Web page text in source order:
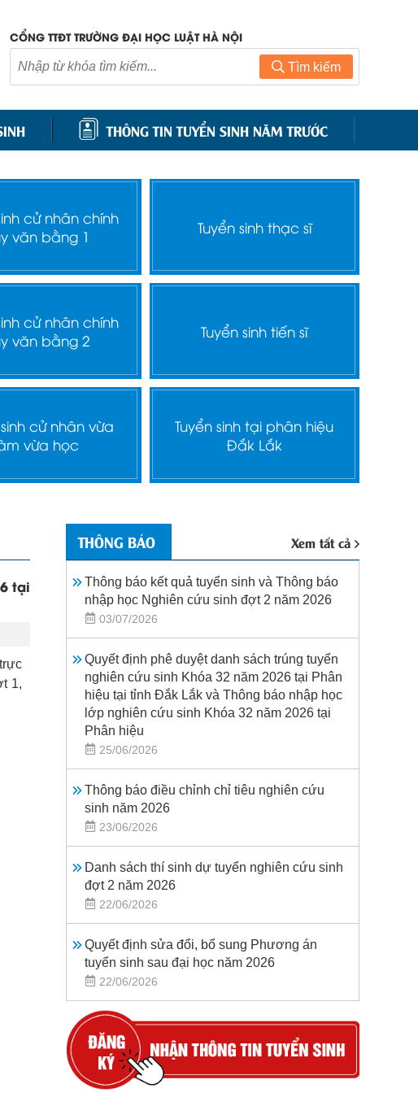
CỔNG TTĐT TRƯỜNG ĐẠI HỌC LUẬT HÀ NỘI
Tìm kiếm
THÔNG TIN TUYỂN SINH NĂM TRƯỚC
cử nhân chính
văn bằng 1
Tuyển sinh thạc sĩ
cử nhân chính
văn bằng 2
Tuyển sinh tiến sĩ
cử nhân vừa
vừa học
Tuyển sinh tại phân hiệu
Đắk Lắk
tại
1,
THÔNG BÁO Xem tất cả
Thông báo kết quả tuyển sinh và Thông báo
nhập học Nghiên cứu sinh đợt 2 năm 2026
03/07/2026
Quyết định phê duyệt danh sách trúng tuyển
nghiên cứu sinh Khóa 32 năm 2026 tại Phân
hiệu tại tỉnh Đắk Lắk và Thông báo nhập học
lớp nghiên cứu sinh Khóa 32 năm 2026 tại
Phân hiệu
25/06/2026
Thông báo điều chỉnh chỉ tiêu nghiên cứu
sinh năm 2026
23/06/2026
Danh sách thí sinh dự tuyển nghiên cứu sinh
đợt 2 năm 2026
22/06/2026
Quyết định sửa đổi, bổ sung Phương án
tuyển sinh sau đại học năm 2026
22/06/2026